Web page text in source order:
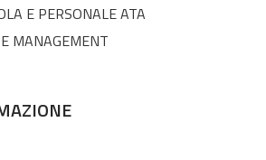
E PERSONALE ATA
MANAGEMENT